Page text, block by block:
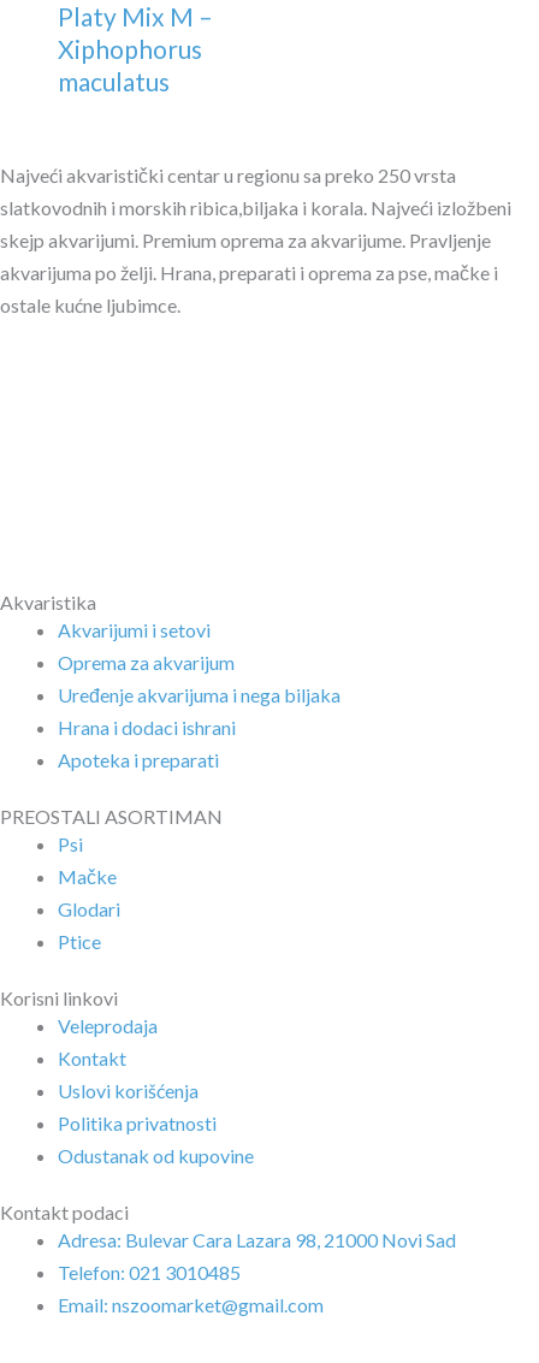
Platy Mix M –
Xiphophorus
maculatus
Najveći akvaristički centar u regionu sa preko 250 vrsta
slatkovodnih i morskih ribica,biljaka i korala. Najveći izložbeni
skejp akvarijumi. Premium oprema za akvarijume. Pravljenje
akvarijuma po želji. Hrana, preparati i oprema za pse, mačke i
ostale kućne ljubimce.
Akvaristika
Akvarijumi i setovi
Oprema za akvarijum
Uređenje akvarijuma i nega biljaka
Hrana i dodaci ishrani
Apoteka i preparati
PREOSTALI ASORTIMAN
Psi
Mačke
Glodari
Ptice
Korisni linkovi
Veleprodaja
Kontakt
Uslovi korišćenja
Politika privatnosti
Odustanak od kupovine
Kontakt podaci
Adresa: Bulevar Cara Lazara 98, 21000 Novi Sad
Telefon: 021 3010485
Email: nszoomarket@gmail.com